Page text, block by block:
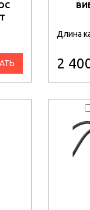
Длина
2